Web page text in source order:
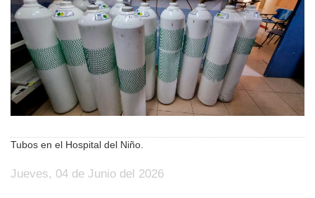
Tubos en el Hospital del Niño.
Jueves, 04 de Junio del 2026